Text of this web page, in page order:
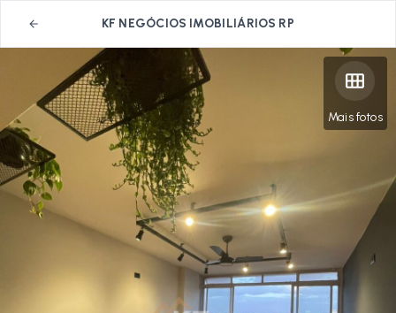
KF NEGÓCIOS IMOBILIÁRIOS RP
Mais fotos